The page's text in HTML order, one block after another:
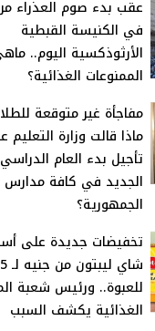
عقب بدء صوم العذراء
في الكنيسة القبطية
الأرثوذكسية اليوم..
الممنوعات الغذائية؟
مفاجأة غير متوقعة
ماذا قالت وزارة التعليم
تأجيل بدء العام الدراسي
الجديد في كافة مدارس
الجمهورية؟
تخفيضات جديدة على
للعبوة.. ورئيس شعبة
الغذائية يكشف السبب